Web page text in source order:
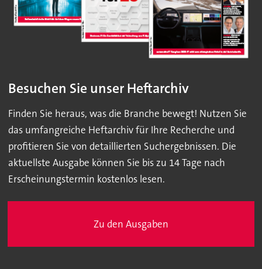
Besuchen Sie unser Heftarchiv
Finden Sie heraus, was die Branche bewegt! Nutzen Sie
das umfangreiche Heftarchiv für Ihre Recherche und
profitieren Sie von detaillierten Suchergebnissen. Die
aktuellste Ausgabe können Sie bis zu 14 Tage nach
Erscheinungstermin kostenlos lesen.
Zu den Ausgaben